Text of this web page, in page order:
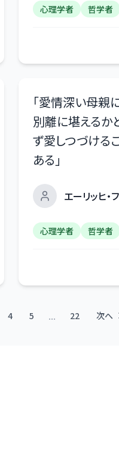
心理学者 哲学者
「愛情深い母親
別離に堪えるか
ず愛しつづける
ある 」
エーリッヒ・
心理学者 哲学者
4 5 ... 22 次へ